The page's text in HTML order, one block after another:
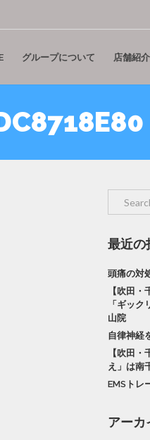
グループについて 店舗紹介
最近の
頭痛の対
【吹田
「ギッ
山院
自律神経
【吹田
え」は南
EMSトレ
アーカ